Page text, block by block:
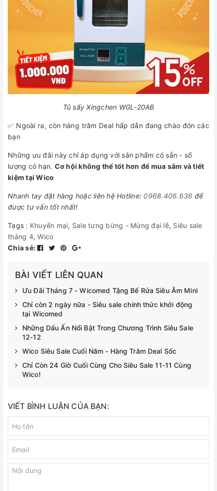
Tủ sấy Xingchen WGL-20AB
✅ Ngoài ra, còn hàng trăm Deal hấp dẫn đang chào đón các
bạn
Những ưu đãi này chỉ áp dụng với sản phẩm có sẵn - số
lượng có hạn. Cơ hội không thể tốt hơn để mua sắm và tiết
kiệm tại Wico
Nhanh tay đặt hàng hoặc liên hệ Hotline: 0968.406.636 để
được tư vấn tốt nhất!
Tags : Khuyến mại, Sale tưng bừng - Mừng đại lễ, Siêu sale
tháng 4,Wico
Chia sẻ:
BÀI VIẾT LIÊN QUAN
Ưu Đãi Tháng 7 - Wicomed Tặng Bể Rửa Siêu Âm Mini
Chỉ còn 2 ngày nữa - Siêu sale chính thức khởi động
tại Wicomed
Những Dấu Ấn Nổi Bật Trong Chương Trình Siêu Sale
12-12
Wico Siêu Sale Cuối Năm - Hàng Trăm Deal Sốc
Chỉ Còn 24 Giờ Cuối Cùng Cho Siêu Sale 11-11 Cùng
Wico!
VIẾT BÌNH LUẬN CỦA BẠN: